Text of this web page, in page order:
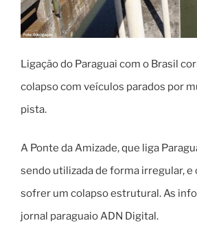
Ligação do Paraguai com o Brasil
colapso com veículos parados por
pista.
A Ponte da Amizade, que liga
sendo utilizada de forma irregular, e
sofrer um colapso estrutural. As
jornal paraguaio ADN Digital.